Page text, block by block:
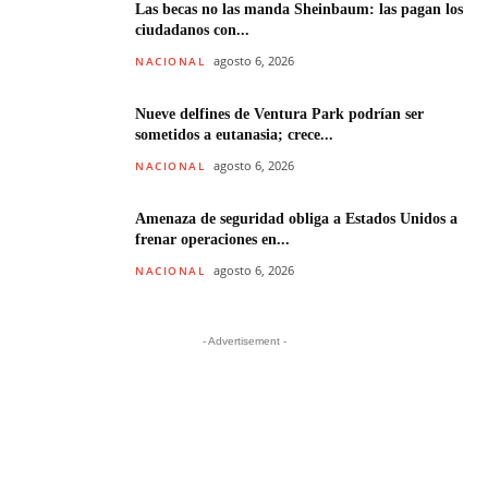
Las becas no las manda Sheinbaum: las pagan los
ciudadanos con...
NACIONAL agosto 6, 2026
Nueve delfines de Ventura Park podrían ser
sometidos a eutanasia; crece...
NACIONAL agosto 6, 2026
Amenaza de seguridad obliga a Estados Unidos a
frenar operaciones en...
NACIONAL agosto 6, 2026
- Advertisement -